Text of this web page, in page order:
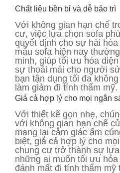
Chất liệu bền bỉ và dễ bảo trì
Với không gian hạn chế
cư, việc lựa chọn sofa
quyết định cho sự hài
mẫu sofa hiện nay
minh, giúp tối ưu hóa
sự thoải mái cho người
bạn tận dụng tối đa
làm giảm đi tính thẩm mỹ.
Giá cả hợp lý cho mọi ngân
Với thiết kế gọn nhẹ,
với không gian hạn chế
mang lại cảm giác ấm
biệt, giá cả hợp lý cho
chung cư trở thành sự
những ai muốn tối ưu
đánh mất đi tính thẩm mỹ